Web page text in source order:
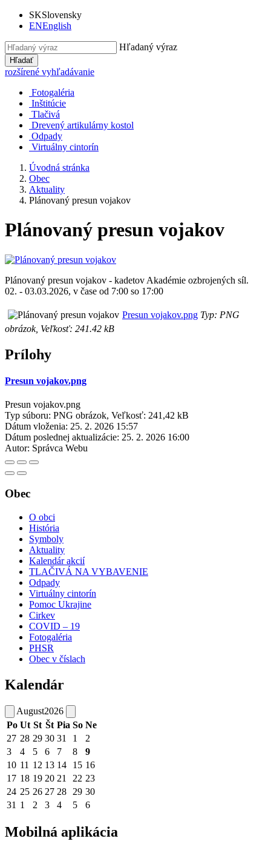
SKSlovensky
ENEnglish
Hľadaný výraz
Hľadať
rozšírené vyhľadávanie
Fotogaléria
Inštitúcie
Tlačivá
Drevený artikulárny kostol
Odpady
Virtuálny cintorín
Úvodná stránka
Obec
Aktuality
Plánovaný presun vojakov
Plánovaný presun vojakov
Plánovaný presun vojakov - kadetov Akadémie ozbrojených síl.
02. - 03.03.2026, v čase od 7:00 so 17:00
Presun vojakov.png Typ: PNG
obrázok, Veľkosť: 241.42 kB
Prílohy
Presun vojakov.png
Presun vojakov.png
Typ súboru: PNG obrázok, Veľkosť: 241,42 kB
Dátum vloženia: 25. 2. 2026 15:57
Dátum poslednej aktualizácie: 25. 2. 2026 16:00
Autor: Správca Webu
Obec
O obci
História
Symboly
Aktuality
Kalendár akcií
TLAČIVÁ NA VYBAVENIE
Odpady
Virtuálny cintorín
Pomoc Ukrajine
Cirkev
COVID – 19
Fotogaléria
PHSR
Obec v číslach
Kalendár
August2026
Po Ut St Št Pia So Ne
27 28 29 30 31 1
2
3
4 5 6 7 8
9
10 11 12 13 14 15 16
17 18 19 20 21 22 23
24 25 26 27 28 29 30
31 1 2 3 4 5 6
Mobilná aplikácia